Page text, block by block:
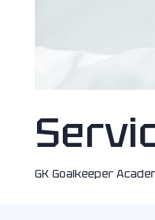
GK Goalkeeper